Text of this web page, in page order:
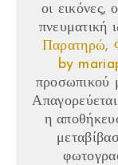
οι εικόνες,
πνευματική
Παρατηρώ,
by
προσωπικού
η